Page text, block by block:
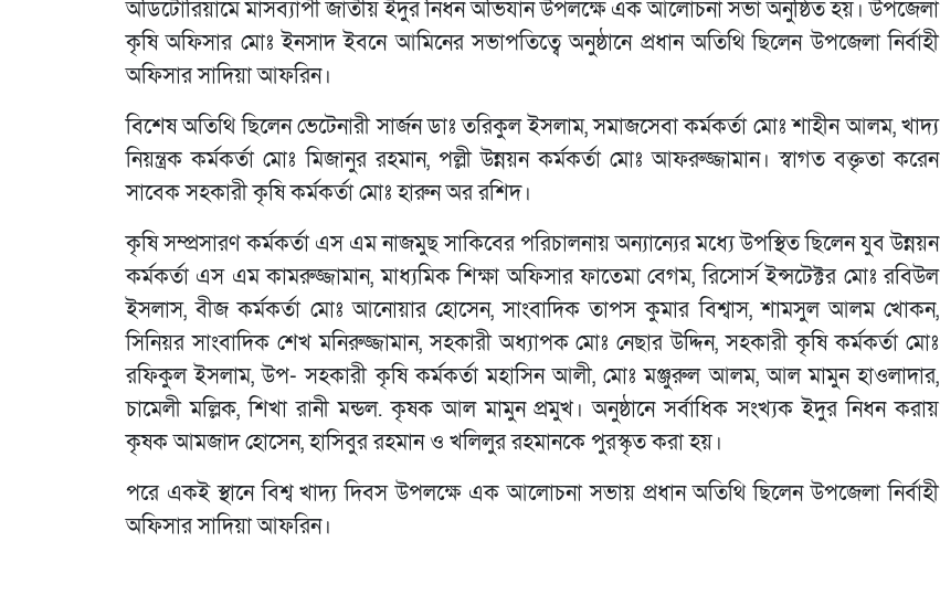
অডিটোরিয়ামে মাসব্যাপী জাতীয় ইদুর নিধন অভিযান উপলক্ষে এক আলোচনা সভা অনুষ্ঠিত হয়। উপজেলা
কৃষি অফিসার মোঃ ইনসাদ ইবনে আমিনের সভাপতিত্বে অনুষ্ঠানে প্রধান অতিথি ছিলেন উপজেলা নির্বাহী
অফিসার সাদিয়া আফরিন।
বিশেষ অতিথি ছিলেন ভেটেনারী সার্জন ডাঃ তরিকুল ইসলাম, সমাজসেবা কর্মকর্তা মোঃ শাহীন আলম, খাদ্য
নিয়ন্ত্রক কর্মকর্তা মোঃ মিজানুর রহমান, পল্লী উন্নয়ন কর্মকর্তা মোঃ আফরুজ্জামান। স্বাগত বক্তৃতা করেন
সাবেক সহকারী কৃষি কর্মকর্তা মোঃ হারুন অর রশিদ।
কৃষি সম্প্রসারণ কর্মকর্তা এস এম নাজমুছ সাকিবের পরিচালনায় অন্যান্যের মধ্যে উপস্থিত ছিলেন যুব উন্নয়ন
কর্মকর্তা এস এম কামরুজ্জামান, মাধ্যমিক শিক্ষা অফিসার ফাতেমা বেগম, রিসোর্স ইন্সটেক্টর মোঃ রবিউল
ইসলাস, বীজ কর্মকর্তা মোঃ আনোয়ার হোসেন, সাংবাদিক তাপস কুমার বিশ্বাস, শামসুল আলম খোকন,
সিনিয়র সাংবাদিক শেখ মনিরুজ্জামান, সহকারী অধ্যাপক মোঃ নেছার উদ্দিন, সহকারী কৃষি কর্মকর্তা মোঃ
রফিকুল ইসলাম, উপ- সহকারী কৃষি কর্মকর্তা মহাসিন আলী, মোঃ মঞ্জুরুল আলম, আল মামুন হাওলাদার,
চামেলী মল্লিক, শিখা রানী মন্ডল. কৃষক আল মামুন প্রমুখ। অনুষ্ঠানে সর্বাধিক সংখ্যক ইদুর নিধন করায়
কৃষক আমজাদ হোসেন, হাসিবুর রহমান ও খলিলুর রহমানকে পুরস্কৃত করা হয়।
পরে একই স্থানে বিশ্ব খাদ্য দিবস উপলক্ষে এক আলোচনা সভায় প্রধান অতিথি ছিলেন উপজেলা নির্বাহী
অফিসার সাদিয়া আফরিন।